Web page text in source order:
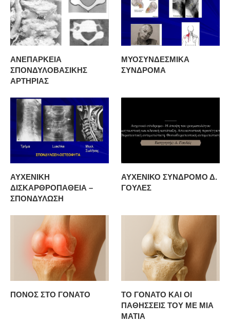
ΑΝΕΠΑΡΚΕΙΑ
ΣΠΟΝΔΥΛΟΒΑΣΙΚΗΣ
ΑΡΤΗΡΙΑΣ
ΜΥΟΣΥΝΔΕΣΜΙΚΑ
ΣΥΝΔΡΟΜΑ
ΑΥΧΕΝΙΚΗ
ΔΙΣΚΑΡΘΡΟΠΑΘΕΙΑ –
ΣΠΟΝΔΥΛΩΣΗ
ΑΥΧΕΝΙΚΟ ΣΥΝΔΡΟΜΟ Δ.
ΓΟΥΛΕΣ
ΠΟΝΟΣ ΣΤΟ ΓΟΝΑΤΟ
ΤΟ ΓΟΝΑΤΟ ΚΑΙ ΟΙ
ΠΑΘΗΣΣΕΙΣ ΤΟΥ ΜΕ ΜΙΑ
ΜΑΤΙΑ